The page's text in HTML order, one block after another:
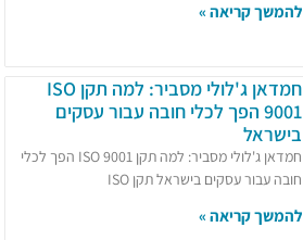
להמשך קריאה »
חמדאן ג'לולי מסביר: למה תקן ISO
9001 הפך לכלי חובה עבור עסקים
בישראל
חמדאן ג'לולי מסביר: למה תקן ISO 9001 הפך לכלי
חובה עבור עסקים בישראל תקן ISO
להמשך קריאה »